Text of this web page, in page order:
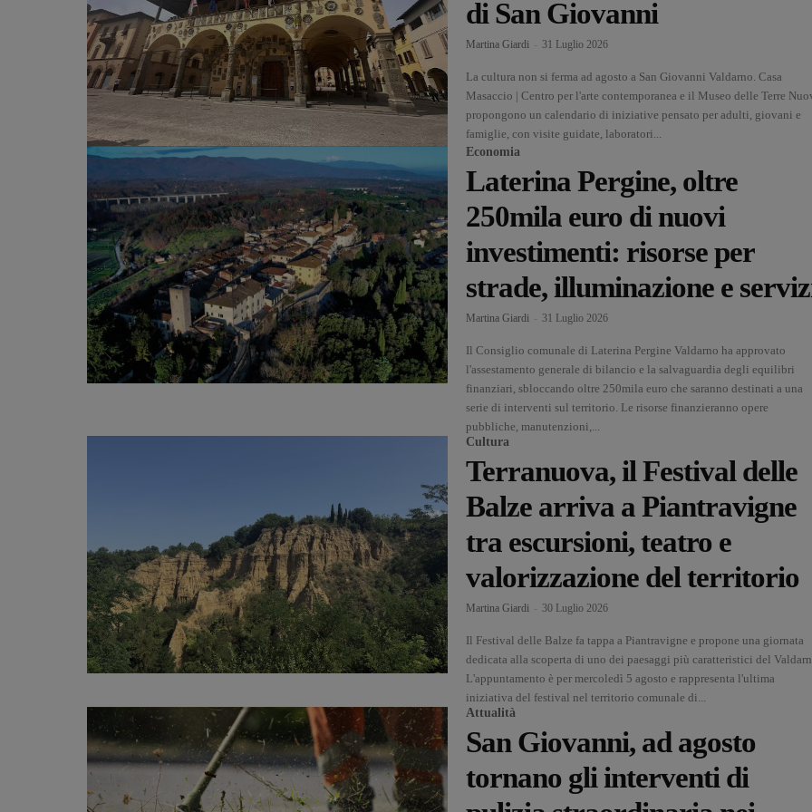
di San Giovanni
Martina Giardi 31 Luglio 2026
La cultura non si ferma ad agosto a San Giovanni Valdarno. Casa
Masaccio | Centro per l'arte contemporanea e il Museo delle Terre
propongono un calendario di iniziative pensato per adulti, giovani e
famiglie, con visite guidate, laboratori...
Economia
Laterina Pergine, oltre
250mila euro di nuovi
investimenti: risorse per
strade, illuminazione e
Martina Giardi 31 Luglio 2026
Il Consiglio comunale di Laterina Pergine Valdarno ha approvato
l'assestamento generale di bilancio e la salvaguardia degli equilibri
finanziari, sbloccando oltre 250mila euro che saranno destinati a una
serie di interventi sul territorio. Le risorse finanzieranno opere
pubbliche, manutenzioni,...
Cultura
Terranuova, il Festival delle
Balze arriva a Piantravigne
tra escursioni, teatro e
valorizzazione del territorio
Martina Giardi 30 Luglio 2026
Il Festival delle Balze fa tappa a Piantravigne e propone una giornata
dedicata alla scoperta di uno dei paesaggi più caratteristici del
L'appuntamento è per mercoledì 5 agosto e rappresenta l'ultima
iniziativa del festival nel territorio comunale di...
Attualità
San Giovanni, ad agosto
tornano gli interventi di